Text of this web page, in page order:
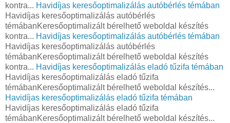
kontra... Havidíjas keresőoptimalizálás autóbérlés témában
Havidíjas keresőoptimalizálás autóbérlés
témábanKeresőoptimalizált bérelhető weboldal készítés
kontra... Havidíjas keresőoptimalizálás autóbérlés témában
Havidíjas keresőoptimalizálás autóbérlés
témábanKeresőoptimalizált bérelhető weboldal készítés
kontra... Havidíjas keresőoptimalizálás eladó tűzifa témában
Havidíjas keresőoptimalizálás eladó tűzifa
témábanKeresőoptimalizált bérelhető weboldal készítés...
Havidíjas keresőoptimalizálás eladó tűzifa témában
Havidíjas keresőoptimalizálás eladó tűzifa
témábanKeresőoptimalizált bérelhető weboldal készítés...